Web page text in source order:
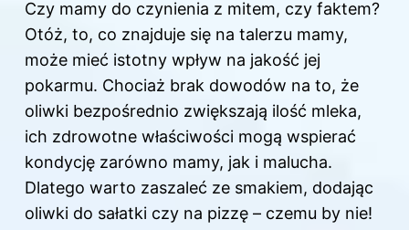
Czy mamy do czynienia z mitem, czy faktem?
Otóż, to, co znajduje się na talerzu mamy,
może mieć istotny wpływ na jakość jej
pokarmu. Chociaż brak dowodów na to, że
oliwki bezpośrednio zwiększają ilość mleka,
ich zdrowotne właściwości mogą wspierać
kondycję zarówno mamy, jak i malucha.
Dlatego warto zaszaleć ze smakiem, dodając
oliwki do sałatki czy na pizzę – czemu by nie!